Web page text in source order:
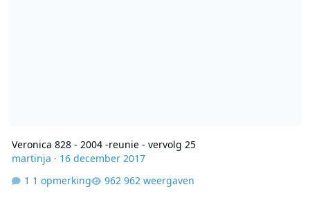
Veronica 828 - 2004 -reunie - vervolg 25
martinja · 16 december 2017
1 opmerking
962 weergaven